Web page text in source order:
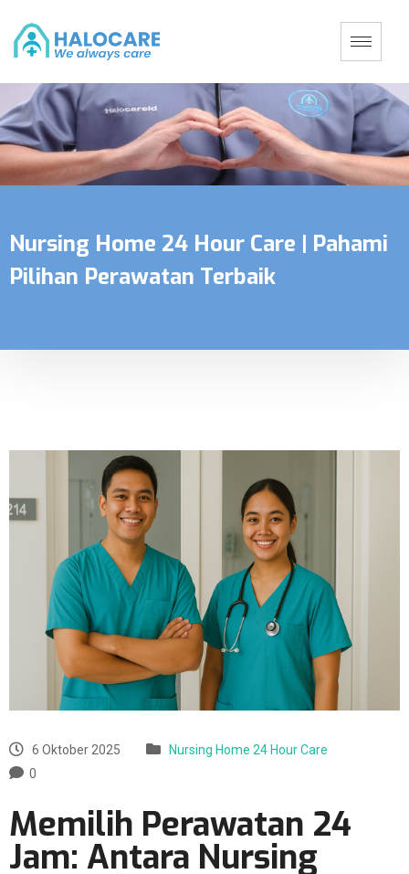
Nursing Home 24 Hour Care | Pahami
Pilihan Perawatan Terbaik
6 Oktober 2025
Nursing Home 24 Hour Care
0
Memilih Perawatan 24
Jam: Antara Nursing